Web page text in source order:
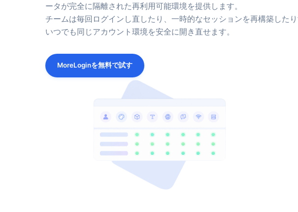
ータが完全に隔離された再利用可能環境を提供します。
チームは毎回ログインし直したり、一時的なセッションを再構築したり
いつでも同じアカウント環境を安全に開き直せます。
MoreLoginを無料で試す